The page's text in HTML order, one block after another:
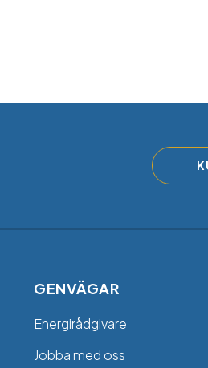
GENVÄGAR
Energirådgivare
Jobba med oss